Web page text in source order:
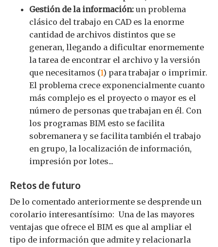
Gestión de la información: un problema
clásico del trabajo en CAD es la enorme
cantidad de archivos distintos que se
generan, llegando a dificultar enormemente
la tarea de encontrar el archivo y la versión
que necesitamos (1) para trabajar o imprimir.
El problema crece exponencialmente cuanto
más complejo es el proyecto o mayor es el
número de personas que trabajan en él. Con
los programas BIM esto se facilita
sobremanera y se facilita también el trabajo
en grupo, la localización de información,
impresión por lotes...
Retos de futuro
De lo comentado anteriormente se desprende un
corolario interesantísimo: Una de las mayores
ventajas que ofrece el BIM es que al ampliar el
tipo de información que admite y relacionarla